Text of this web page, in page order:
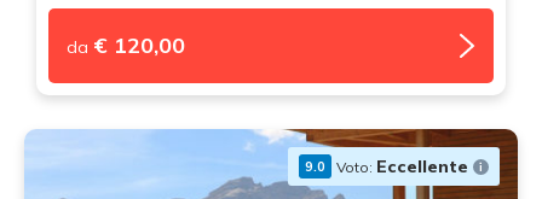
da € 120,00
9.0 Voto: Eccellente